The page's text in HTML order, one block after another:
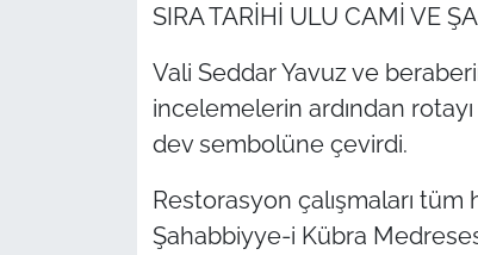
SIRA TARİHİ ULU CAMİ VE
Vali Seddar Yavuz ve
incelemelerin ardından
dev sembolüne çevirdi.
Restorasyon çalışmaları tüm
Şahabbiyye-i Kübra